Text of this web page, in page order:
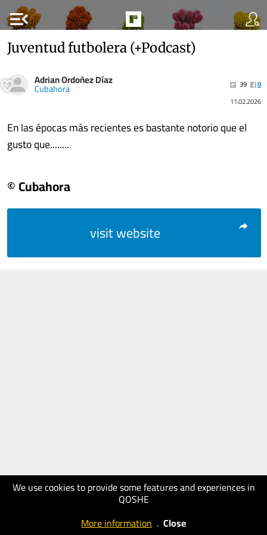
menu_open
We use cookies to provide some features and experiences in
QOSHE
More information . Close
Juventud futbolera (+Podcast)
Adrian Ordoñez Díaz
Cubahora 39
0
11.02.2026
En las épocas más recientes es bastante notorio que el
gusto que........
© Cubahora
visit website